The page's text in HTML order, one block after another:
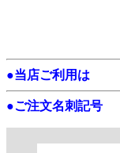
●当店ご利用は
●ご注文名刺記号